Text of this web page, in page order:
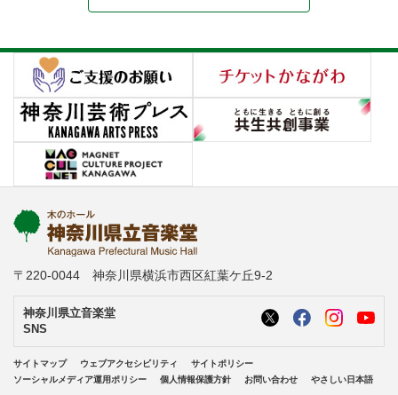
〒220-0044 神奈川県横浜市西区紅葉ケ丘9-2
神奈川県立音楽堂
SNS
サイトマップ ウェブアクセシビリティ
サイトポリシー
ソーシャルメディア運用ポリシー
個人情報保護方針 お問い合わせ やさしい日本語